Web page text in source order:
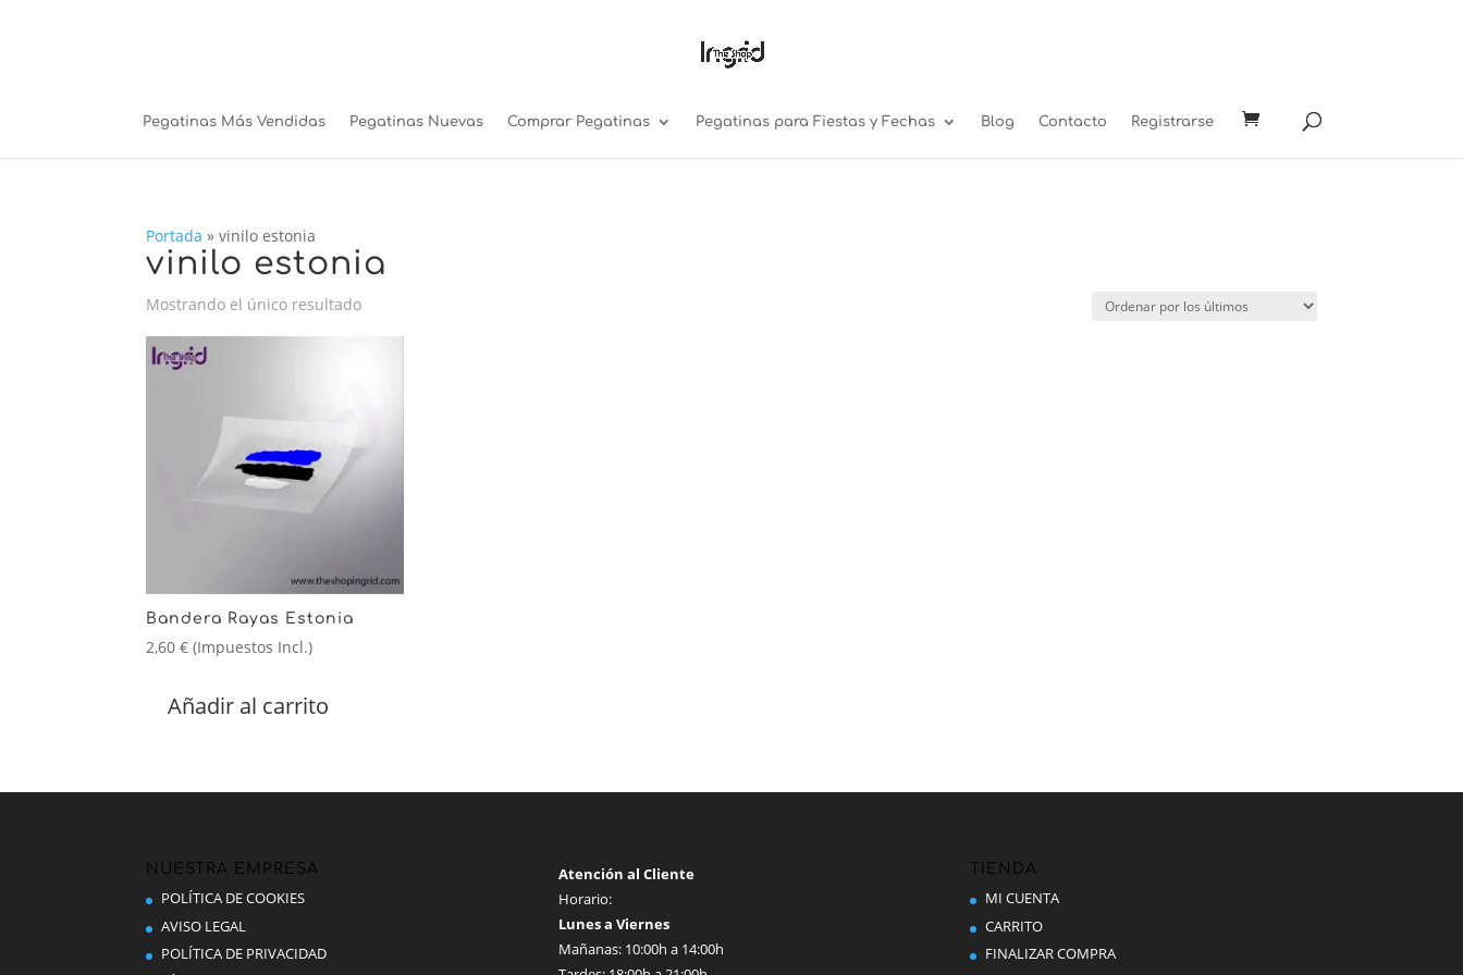
Pegatinas Más Vendidas Pegatinas Nuevas Comprar Pegatinas Pegatinas para Fiestas y Fechas Blog Contacto Registrarse
Portada »vinilo estonia
vinilo estonia
Mostrando el único resultado
Bandera Rayas Estonia
2,60€ (Impuestos Incl.)
Añadir al carrito
NUESTRA EMPRESA
POLÍTICA DE COOKIES
AVISO LEGAL
POLÍTICA DE PRIVACIDAD
Atención al Cliente
Horario:
Lunes a Viernes
Mañanas: 10:00h a 14:00h
TIENDA
MI CUENTA
CARRITO
FINALIZAR COMPRA